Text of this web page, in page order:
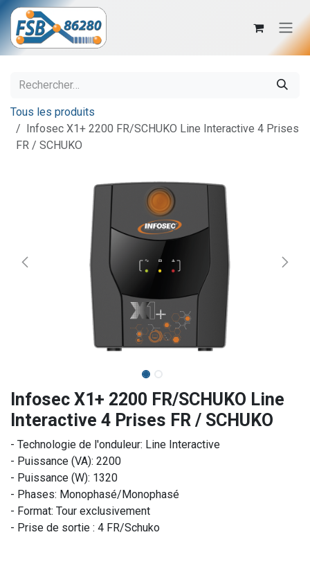
Se rendre au contenu
Tous les produits
Infosec X1+ 2200 FR/SCHUKO Line Interactive 4 Prises
FR / SCHUKO
Infosec X1+ 2200 FR/SCHUKO Line
Interactive 4 Prises FR / SCHUKO
- Technologie de l'onduleur: Line Interactive
- Puissance (VA): 2200
- Puissance (W): 1320
- Phases: Monophasé/Monophasé
- Format: Tour exclusivement
- Prise de sortie : 4 FR/Schuko